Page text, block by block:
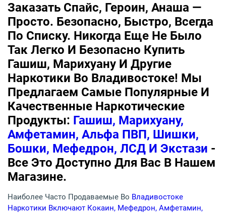
Заказать Спайс, Героин, Анаша —
Просто. Безопасно, Быстро, Всегда
По Списку. Никогда Еще Не Было
Так Легко И Безопасно Купить
Гашиш, Марихуану И Другие
Наркотики Во Владивостоке! Мы
Предлагаем Самые Популярные И
Качественные Наркотические
Продукты: Гашиш, Марихуану,
Амфетамин, Альфа ПВП, Шишки,
Бошки, Мефедрон, ЛСД И Экстази -
Все Это Доступно Для Вас В Нашем
Магазине.
Наиболее Часто Продаваемые Во Владивостоке
Наркотики Включают Кокаин, Мефедрон, Амфетамин,